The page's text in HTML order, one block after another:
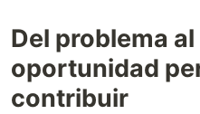
Del problema
oportunidad
contribuir